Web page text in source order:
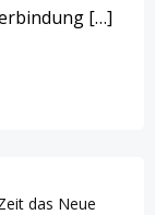
[…]
das Neue